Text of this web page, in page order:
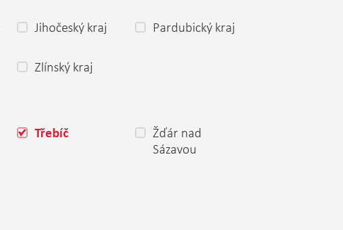
Jihočeský kraj Pardubický kraj
Zlínský kraj
Třebíč
Žďár nad
Sázavou